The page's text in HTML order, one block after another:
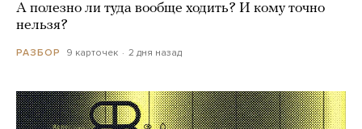
А полезно ли туда вообще ходить? И кому точно
нельзя?
РАЗБОР 9 карточек 2 дня назад